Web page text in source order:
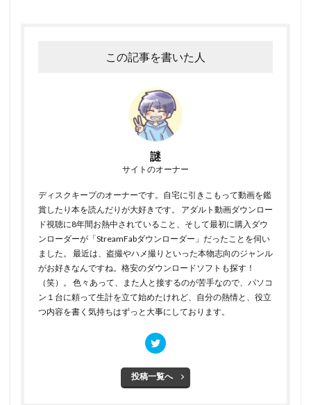
この記事を書いた人
謎
サイトのオーナー
ディスクキープのオーナーです。自宅に引きこもって動画を鑑
賞したり本を読んだりが大好きです。 アダルト動画ダウンロー
ド視聴に8年間お熱中されていること、そして最初に購入ダウ
ンローダーが「StreamFabダウンローダー」だったことを伺い
ました。 最近は、盗撮やハメ撮りといった本物志向のジャンル
がお好きなんですね。格安のダウンロードソフトも探す！
（笑）。 色々あって、また人と接するのが苦手なので、パソコ
ン１台に頼って生計を立て始めたけれど、自分の熱情と、役立
つ内容を書く気持ちはずっと大事にしております。
投稿一覧へ